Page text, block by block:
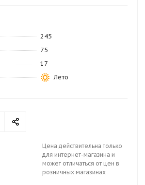
245
75
17
Лето
Цена действительна только
для интернет-магазина и
может отличаться от цен в
розничных магазинах